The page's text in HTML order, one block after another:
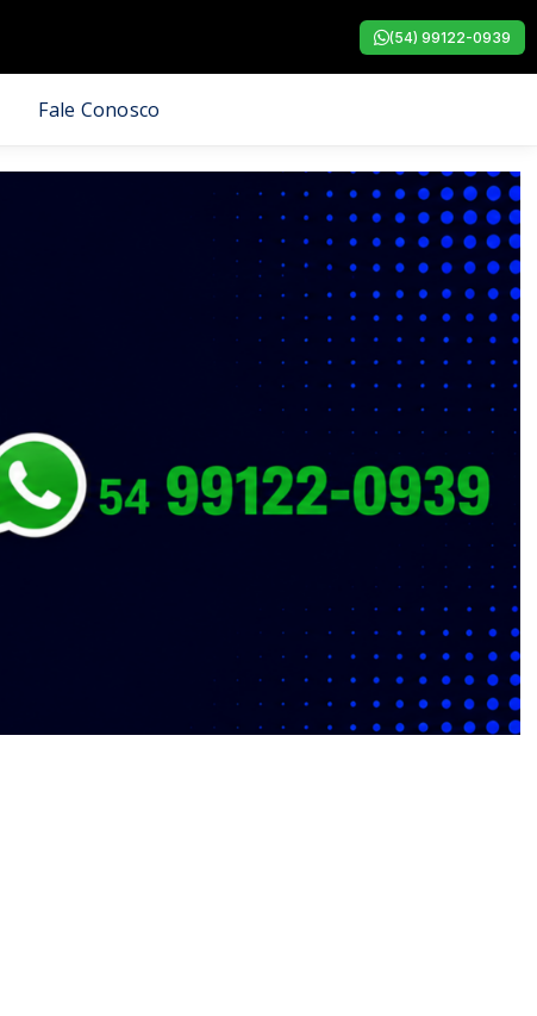
(54) 99122-0939
Fale Conosco